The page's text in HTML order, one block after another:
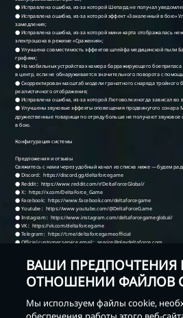
ВАШИ ПРЕДПОЧТЕНИЯ
ОТНОШЕНИИ ФАЙЛОВ
Мы используем файлы cookie,